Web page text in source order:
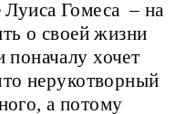
Гомеса – на
о своей жизни
хочет
нерукотворный
а потому